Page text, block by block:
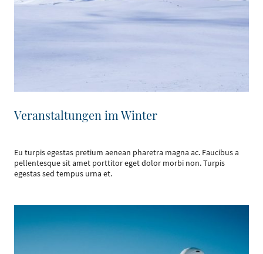
Veranstaltungen im Winter
Eu turpis egestas pretium aenean pharetra magna ac. Faucibus a
pellentesque sit amet porttitor eget dolor morbi non. Turpis
egestas sed tempus urna et.